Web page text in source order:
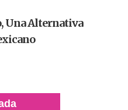
Una Alternativa